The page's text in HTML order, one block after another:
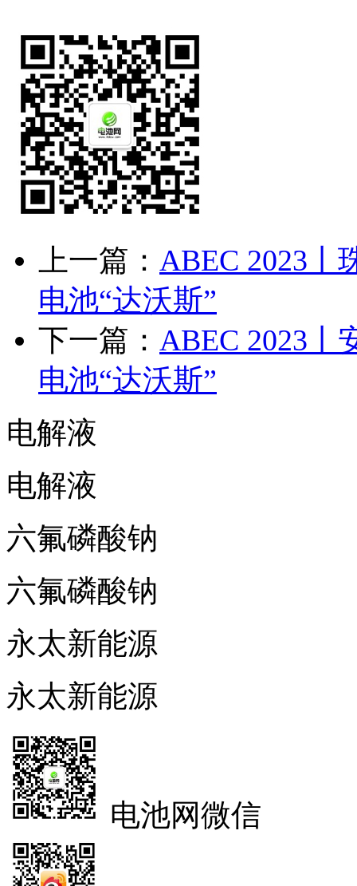
上一篇： ABEC 2023丨
电池“达沃斯”
下一篇： ABEC 2023丨
电池“达沃斯”
电解液
电解液
六氟磷酸钠
六氟磷酸钠
永太新能源
永太新能源
电池网微信